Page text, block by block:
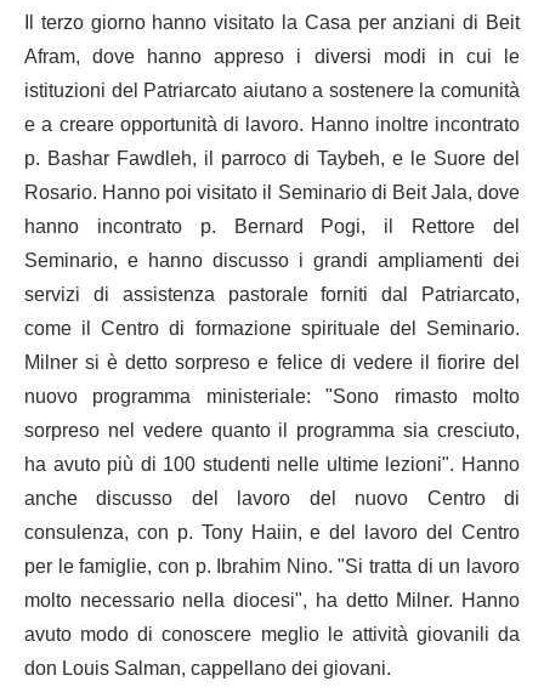
Il terzo giorno hanno visitato la Casa per anziani di Beit
Afram, dove hanno appreso i diversi modi in cui le
istituzioni del Patriarcato aiutano a sostenere la comunità
e a creare opportunità di lavoro. Hanno inoltre incontrato
p. Bashar Fawdleh, il parroco di Taybeh, e le Suore del
Rosario. Hanno poi visitato il Seminario di Beit Jala, dove
hanno incontrato p. Bernard Pogi, il Rettore del
Seminario, e hanno discusso i grandi ampliamenti dei
servizi di assistenza pastorale forniti dal Patriarcato,
come il Centro di formazione spirituale del Seminario.
Milner si è detto sorpreso e felice di vedere il fiorire del
nuovo programma ministeriale: "Sono rimasto molto
sorpreso nel vedere quanto il programma sia cresciuto,
ha avuto più di 100 studenti nelle ultime lezioni". Hanno
anche discusso del lavoro del nuovo Centro di
consulenza, con p. Tony Haiin, e del lavoro del Centro
per le famiglie, con p. Ibrahim Nino. "Si tratta di un lavoro
molto necessario nella diocesi", ha detto Milner. Hanno
avuto modo di conoscere meglio le attività giovanili da
don Louis Salman, cappellano dei giovani.